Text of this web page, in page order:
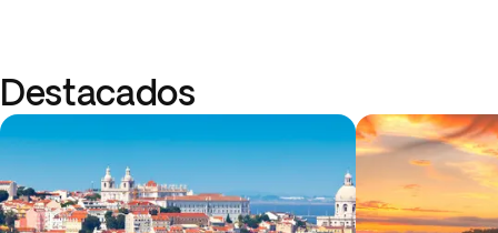
Destacados